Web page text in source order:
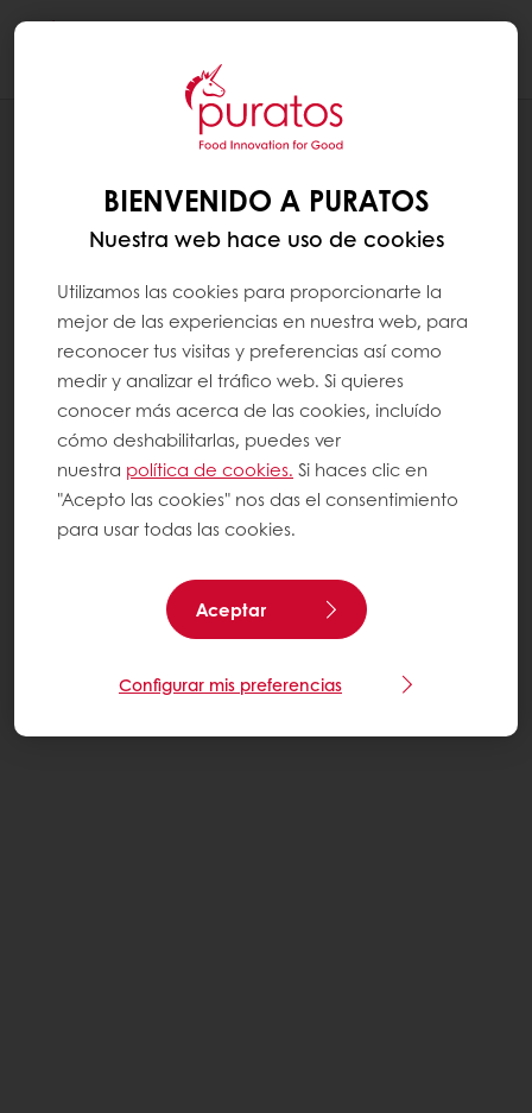
BLANCOBIENVENIDO A PURATOS
Nuestra web hace uso de cookies
Utilizamos las cookies para proporcionarte la
mejor de las experiencias en nuestra web, para
reconocer tus visitas y preferencias así como
medir y analizar el tráfico web. Si quieres
conocer más acerca de las cookies, incluído
cómo deshabilitarlas, puedes ver
nuestra política de cookies. Si haces clic en
"Acepto las cookies" nos das el consentimiento
para usar todas las cookies.
Aceptar
Configurar mis preferencias